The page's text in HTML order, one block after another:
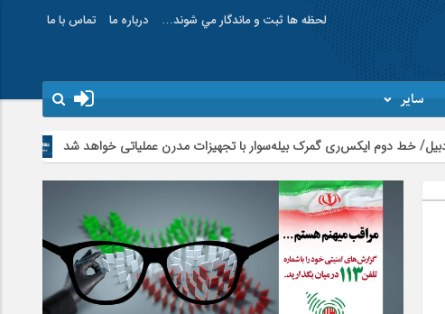
لحظه ها ثبت و ماندگار مي شوند… درباره ما تماس با ما
سایر
هرکس خود را